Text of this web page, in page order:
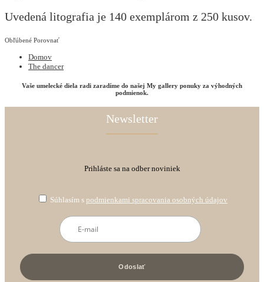
Uvedená litografia je 140 exemplárom z 250 kusov.
Obľúbené Porovnať
Domov
The dancer
Vaše umelecké diela radi zaradíme do našej My gallery ponuky za výhodných
podmienok.
Newsletter
Prihláste sa na odber noviniek
Súhlasím s podmienkami spracovania osobných údajov